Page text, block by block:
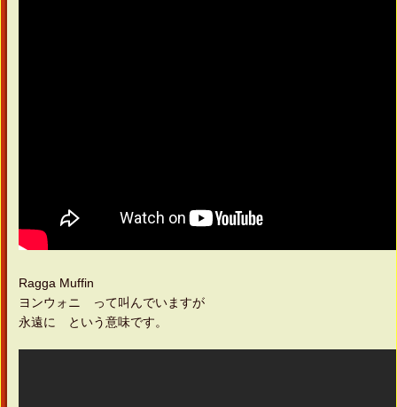
Ragga Muffin
ヨンウォニ って叫んでいますが
永遠に という意味です。